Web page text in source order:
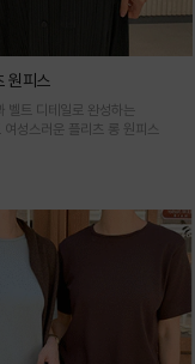
원피스
벨트 디테일로 완성하는
여성스러운 플리츠 롱 원피스